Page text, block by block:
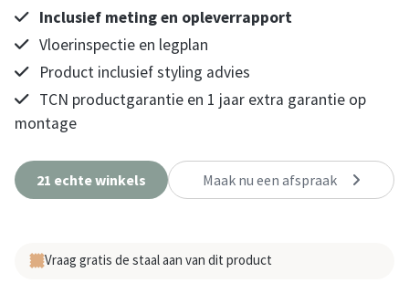
Inclusief meting en opleverrapport
Vloerinspectie en legplan
Product inclusief styling advies
TCN productgarantie en 1 jaar extra garantie op
montage
21 echte winkels Maak nu een afspraak
Vraag gratis de staal aan van dit product